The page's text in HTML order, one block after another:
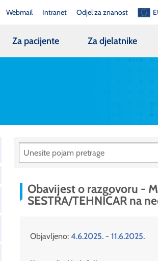
Webmail Intranet Odjel za znanost
Za pacijente Za djelatnike
Obavijest o razgovoru -
SESTRA/TEHNIČAR na
Objavljeno: 4.6.2025. - 11.6.2025.